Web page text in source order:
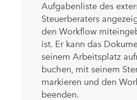
Aufgabenliste des
Steuerberaters
den Workflow
ist. Er kann das
seinem Arbeitsplatz
buchen, mit seinem
markieren und den
beenden.